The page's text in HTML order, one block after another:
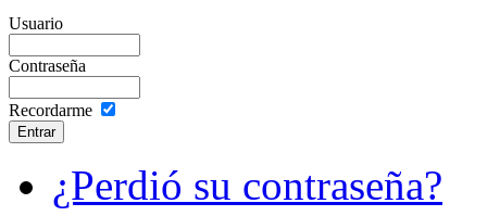
Usuario
Contraseña
Recordarme
¿Perdió su contraseña?